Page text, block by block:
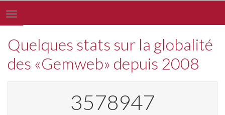
Toggle
navigation
Quelques stats sur la globalité
des «Gemweb» depuis 2008
3750467